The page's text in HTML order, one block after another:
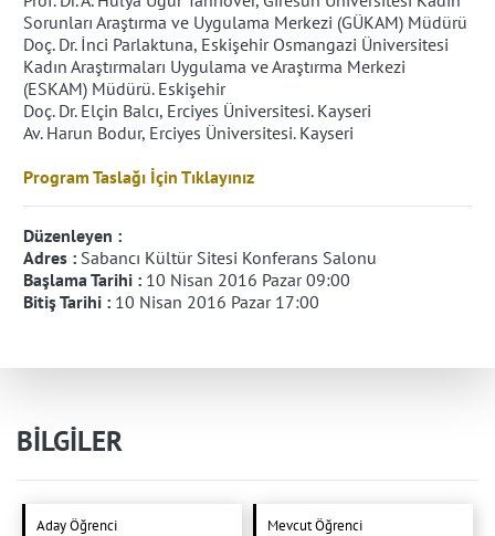
Sorunları Araştırma ve Uygulama Merkezi (GÜKAM) Müdürü
Doç. Dr. İnci Parlaktuna, Eskişehir Osmangazi Üniversitesi
Kadın Araştırmaları Uygulama ve Araştırma Merkezi
(ESKAM) Müdürü. Eskişehir
Doç. Dr. Elçin Balcı, Erciyes Üniversitesi. Kayseri
Av. Harun Bodur, Erciyes Üniversitesi. Kayseri
Program Taslağı İçin Tıklayınız
Düzenleyen :
Adres : Sabancı Kültür Sitesi Konferans Salonu
Başlama Tarihi : 10 Nisan 2016 Pazar 09:00
Bitiş Tarihi : 10 Nisan 2016 Pazar 17:00
BİLGİLER
Aday Öğrenci Mevcut Öğrenci